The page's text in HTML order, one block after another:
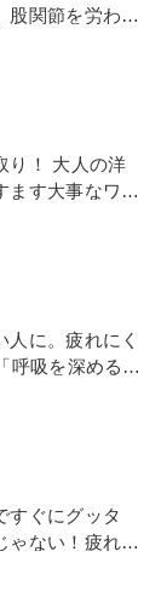
股関節を労わる
り！ 大人の洋
ます大事なワケ
人に。疲れにく
呼吸を深める」
すぐにグッタ
ゃない！疲れに